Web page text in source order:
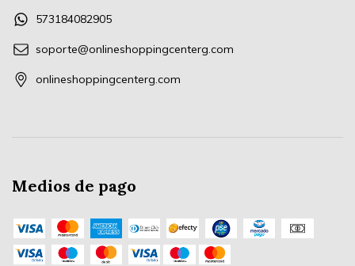
573184082905
soporte@onlineshoppingcenterg.com
onlineshoppingcenterg.com
Medios de pago